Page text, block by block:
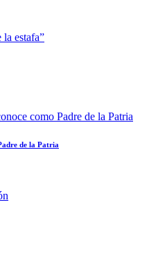
de la Patria